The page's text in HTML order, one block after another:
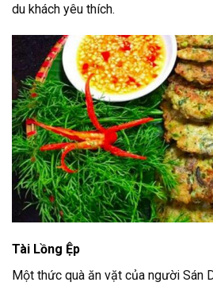
du khách yêu thích.
Tài Lồng Ệp
Một thức quà ăn vặt của người Sán